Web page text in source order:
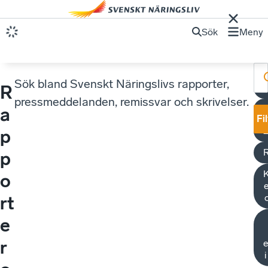
Sök Meny
R
a
p
p
o
rt
e
r
Sök bland Svenskt Näringslivs rapporter,
pressmeddelanden, remissvar och skrivelser.